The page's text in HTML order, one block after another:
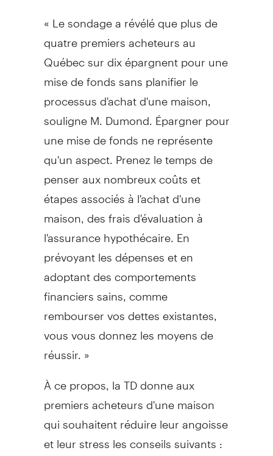
« Le sondage a révélé que plus de
quatre premiers acheteurs au
Québec sur dix épargnent pour une
mise de fonds sans planifier le
processus d'achat d'une maison,
souligne M. Dumond. Épargner pour
une mise de fonds ne représente
qu'un aspect. Prenez le temps de
penser aux nombreux coûts et
étapes associés à l'achat d'une
maison, des frais d'évaluation à
l'assurance hypothécaire. En
prévoyant les dépenses et en
adoptant des comportements
financiers sains, comme
rembourser vos dettes existantes,
vous vous donnez les moyens de
réussir. »
À ce propos, la TD donne aux
premiers acheteurs d'une maison
qui souhaitent réduire leur angoisse
et leur stress les conseils suivants :